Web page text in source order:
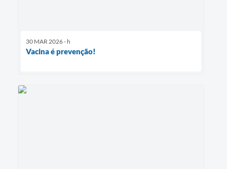
30 MAR 2026 - h
Vacina é prevenção!